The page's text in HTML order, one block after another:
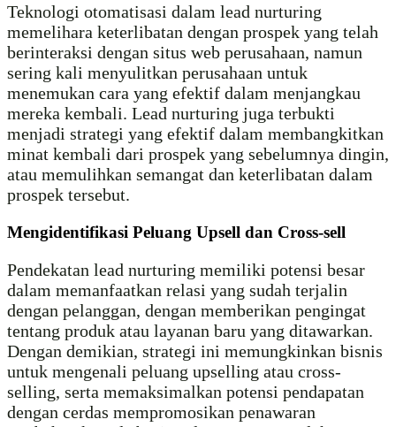
Teknologi otomatisasi dalam lead nurturing
memelihara keterlibatan dengan prospek yang telah
berinteraksi dengan situs web perusahaan, namun
sering kali menyulitkan perusahaan untuk
menemukan cara yang efektif dalam menjangkau
mereka kembali. Lead nurturing juga terbukti
menjadi strategi yang efektif dalam membangkitkan
minat kembali dari prospek yang sebelumnya dingin,
atau memulihkan semangat dan keterlibatan dalam
prospek tersebut.
Mengidentifikasi Peluang Upsell dan Cross-sell
Pendekatan lead nurturing memiliki potensi besar
dalam memanfaatkan relasi yang sudah terjalin
dengan pelanggan, dengan memberikan pengingat
tentang produk atau layanan baru yang ditawarkan.
Dengan demikian, strategi ini memungkinkan bisnis
untuk mengenali peluang upselling atau cross-
selling, serta memaksimalkan potensi pendapatan
dengan cerdas mempromosikan penawaran